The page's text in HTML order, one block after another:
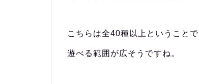
こちらは全40種以上ということで
遊べる範囲が広そうですね。